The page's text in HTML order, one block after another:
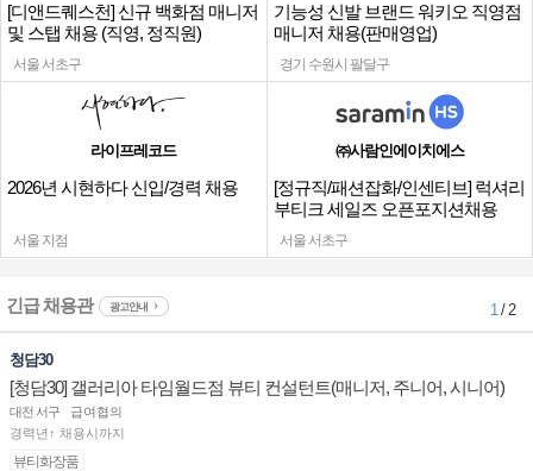
[디앤드퀘스천] 신규 백화점 매니저
및 스탭 채용 (직영, 정직원)
서울 서초구
기능성 신발 브랜드 워키오 직영점
매니저 채용(판매영업)
경기 수원시 팔달구
라이프레코드
2026년 시현하다 신입/경력 채용
서울 지점
㈜사람인에이치에스
[정규직/패션잡화/인센티브] 럭셔리
부티크 세일즈 오픈포지션채용
서울 서초구
긴급 채용관 광고안내 1/ 2
청담30
[청담30] 갤러리아 타임월드점 뷰티 컨설턴트(매니저, 주니어, 시니어)
채용
대전 서구
급여협의
경력년↑ 채용시까지
뷰티화장품